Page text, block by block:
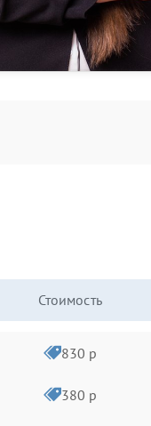
Стоимость
830 р
380 р